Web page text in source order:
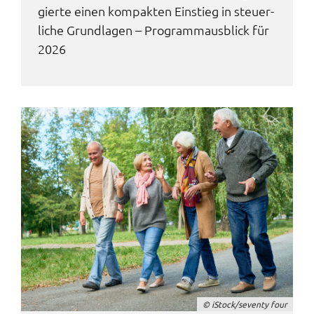
gier­te einen kompak­ten Einstieg in steu­er­
li­che Grund­la­gen – Programm­aus­blick für
2026
© iStock/seven­ty four
Name:
Zweck:
Kontrast und Schriftgröße
Cookie Laufzeit:
Session
EXTERNE MEDIEN
Wir weisen darauf hin, dass die Verarbeitung Ihrer
Daten bei Aktivierung dieser Auswahlaußerhalb
des Verantwortungsbereichs des Landratsamtes
Schweinfurt liegt und hierfür ausschließlich die
Datenschutzbestimmungen des Anbieters YouTube